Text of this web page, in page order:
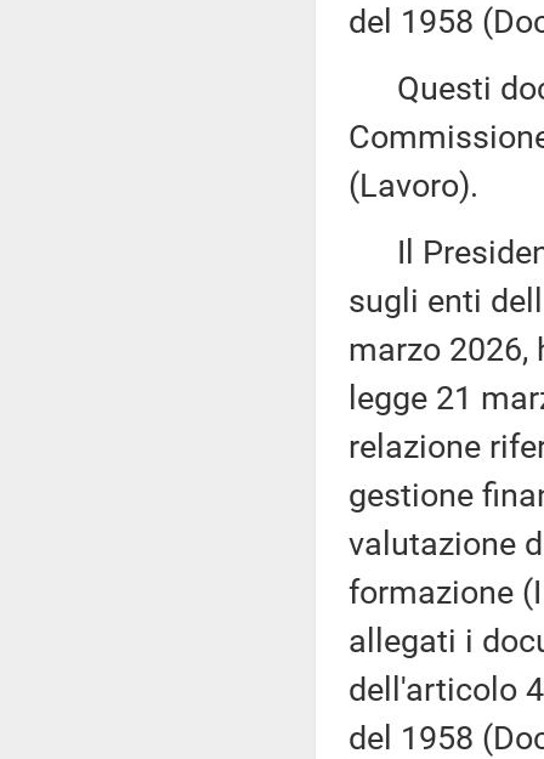
del 1958
Questi
(Lavoro).
Il
sugli enti
marzo 2026,
legge 21
relazione
gestione
valutazione
formazione
allegati i
dell'articolo
del 1958